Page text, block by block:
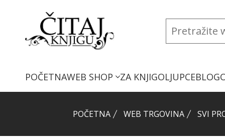
POČETNAWEB SHOP ZA KNJIGOLJUPCEBLOG
POČETNA WEB TRGOVINA SVI